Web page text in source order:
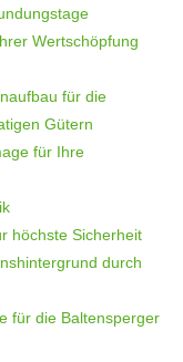
Wertschöpfung
für die
Gütern
für Ihre
höchste Sicherheit
durch
für die Baltensperger